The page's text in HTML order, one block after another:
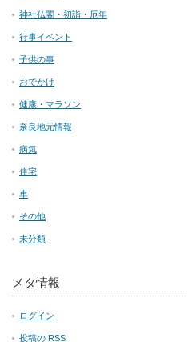
神社仏閣・初詣・厄年
行事イベント
子供の事
おでかけ
健康・マラソン
奈良地元情報
病気
住宅
車
その他
未分類
メタ情報
ログイン
投稿の RSS